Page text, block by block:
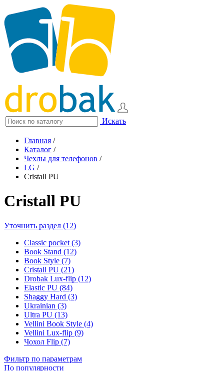
Искать
Главная /
Каталог /
Чехлы для телефонов /
LG /
Cristall PU
Cristall PU
Уточнить раздел (12)
Classic pocket (3)
Book Stand (12)
Book Style (7)
Cristall PU (21)
Drobak Lux-flip (12)
Elastic PU (84)
Shaggy Hard (3)
Ukrainian (3)
Ultra PU (13)
Vellini Book Style (4)
Vellini Lux-flip (9)
Чохол Flip (7)
Фильтр по параметрам
По популярности